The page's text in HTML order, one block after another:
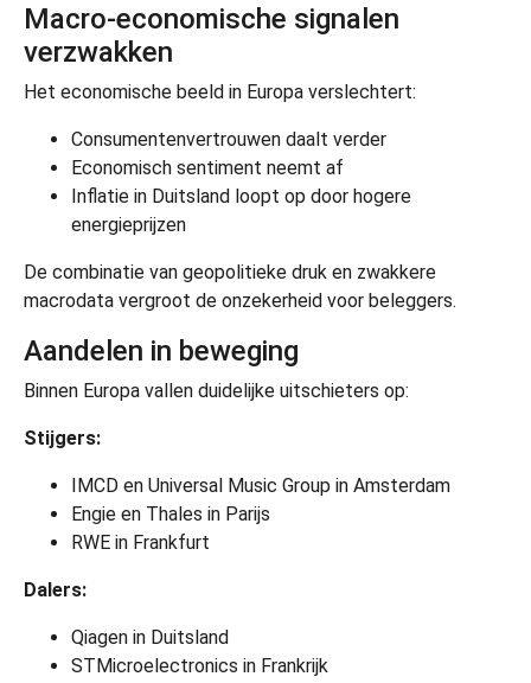
Macro-economische signalen
verzwakken
Het economische beeld in Europa verslechtert:
Consumentenvertrouwen daalt verder
Economisch sentiment neemt af
Inflatie in Duitsland loopt op door hogere
energieprijzen
De combinatie van geopolitieke druk en zwakkere
macrodata vergroot de onzekerheid voor beleggers.
Aandelen in beweging
Binnen Europa vallen duidelijke uitschieters op:
Stijgers:
IMCD en Universal Music Group in Amsterdam
Engie en Thales in Parijs
RWE in Frankfurt
Dalers:
Qiagen in Duitsland
STMicroelectronics in Frankrijk